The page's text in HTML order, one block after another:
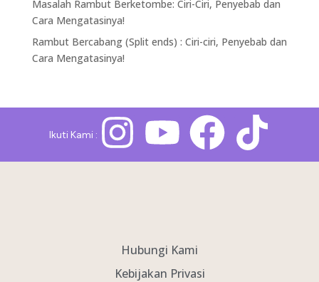
Masalah Rambut Berketombe: Ciri-Ciri, Penyebab dan
Cara Mengatasinya!
Rambut Bercabang (Split ends) : Ciri-ciri, Penyebab dan
Cara Mengatasinya!
Ikuti Kami :
Hubungi Kami
Kebijakan Privasi